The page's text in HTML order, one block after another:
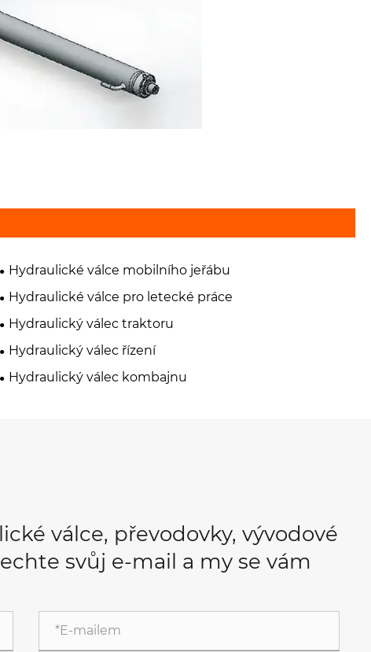
Hydraulické válce mobilního jeřábu
Hydraulické válce pro letecké práce
Hydraulický válec traktoru
Hydraulický válec řízení
Hydraulický válec kombajnu
válce, převodovky, vývodové
svůj e-mail a my se vám